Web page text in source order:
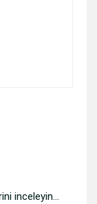
inceleyin...